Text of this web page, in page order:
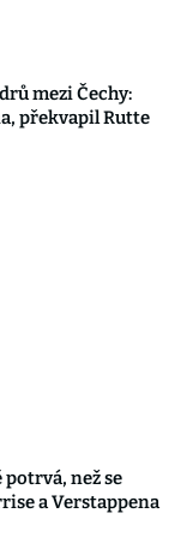
mezi Čechy:
překvapil Rutte
než se
a Verstappena